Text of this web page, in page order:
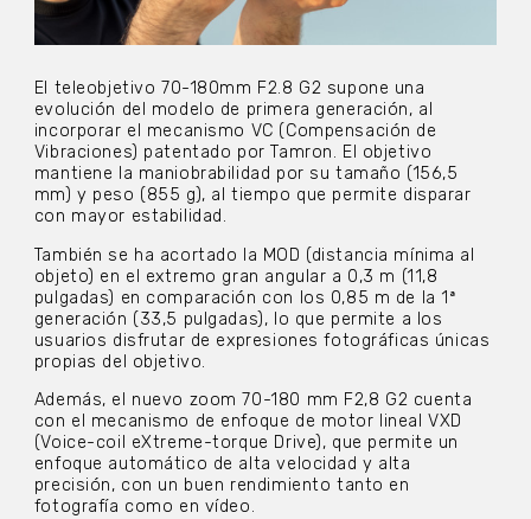
El teleobjetivo 70-180mm F2.8 G2 supone una
evolución del modelo de primera generación, al
incorporar el mecanismo VC (Compensación de
Vibraciones) patentado por Tamron. El objetivo
mantiene la maniobrabilidad por su tamaño (156,5
mm) y peso (855 g), al tiempo que permite disparar
con mayor estabilidad.
También se ha acortado la MOD (distancia mínima al
objeto) en el extremo gran angular a 0,3 m (11,8
pulgadas) en comparación con los 0,85 m de la 1ª
generación (33,5 pulgadas), lo que permite a los
usuarios disfrutar de expresiones fotográficas únicas
propias del objetivo.
Además, el nuevo zoom 70-180 mm F2,8 G2 cuenta
con el mecanismo de enfoque de motor lineal VXD
(Voice-coil eXtreme-torque Drive), que permite un
enfoque automático de alta velocidad y alta
precisión, con un buen rendimiento tanto en
fotografía como en vídeo.